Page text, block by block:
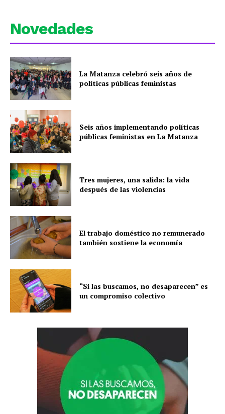
Novedades
La Matanza celebró seis años de
políticas públicas feministas
Seis años implementando políticas
públicas feministas en La Matanza
Tres mujeres, una salida: la vida
después de las violencias
El trabajo doméstico no remunerado
también sostiene la economía
“Si las buscamos, no desaparecen” es
un compromiso colectivo